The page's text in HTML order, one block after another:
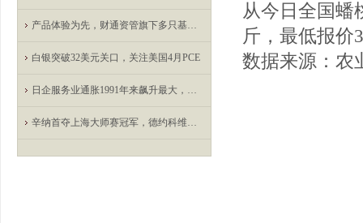
产品体验为先，财通资管旗下多只基金荣获三/五年期双五星评级
白银突破32美元关口，关注美国4月PCE
日企服务业通胀1991年来飙升最大，支撑日银加息前景
​辛纳首夺上海大师赛冠军，德约科维奇错失职业生涯第100冠
从今日全国蟠
斤，最低报价
数据来源：农